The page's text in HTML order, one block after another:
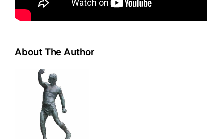
About The Author